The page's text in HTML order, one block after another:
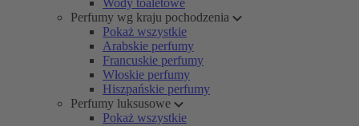
Wody toaletowe
Perfumy wg kraju pochodzenia
Pokaż wszystkie
Arabskie perfumy
Francuskie perfumy
Włoskie perfumy
Hiszpańskie perfumy
Perfumy luksusowe
Pokaż wszystkie